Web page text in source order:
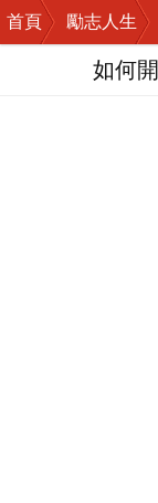
首頁 勵志人生
如何